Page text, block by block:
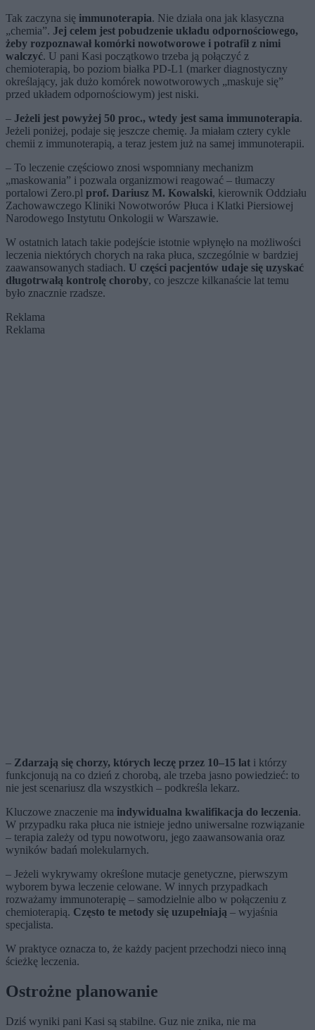
Tak zaczyna się immunoterapia. Nie działa ona jak klasyczna
„chemia”. Jej celem jest pobudzenie układu odpornościowego,
żeby rozpoznawał komórki nowotworowe i potrafił z nimi
walczyć. U pani Kasi początkowo trzeba ją połączyć z
chemioterapią, bo poziom białka PD-L1 (marker diagnostyczny
określający, jak dużo komórek nowotworowych „maskuje się”
przed układem odpornościowym) jest niski.
– Jeżeli jest powyżej 50 proc., wtedy jest sama immunoterapia.
Jeżeli poniżej, podaje się jeszcze chemię. Ja miałam cztery cykle
chemii z immunoterapią, a teraz jestem już na samej immunoterapii.
– To leczenie częściowo znosi wspomniany mechanizm
„maskowania” i pozwala organizmowi reagować – tłumaczy
portalowi Zero.pl prof. Dariusz M. Kowalski, kierownik Oddziału
Zachowawczego Kliniki Nowotworów Płuca i Klatki Piersiowej
Narodowego Instytutu Onkologii w Warszawie.
W ostatnich latach takie podejście istotnie wpłynęło na możliwości
leczenia niektórych chorych na raka płuca, szczególnie w bardziej
zaawansowanych stadiach. U części pacjentów udaje się uzyskać
długotrwałą kontrolę choroby, co jeszcze kilkanaście lat temu
było znacznie rzadsze.
Reklama
Reklama
– Zdarzają się chorzy, których leczę przez 10–15 lat i którzy
funkcjonują na co dzień z chorobą, ale trzeba jasno powiedzieć: to
nie jest scenariusz dla wszystkich – podkreśla lekarz.
Kluczowe znaczenie ma indywidualna kwalifikacja do leczenia.
W przypadku raka płuca nie istnieje jedno uniwersalne rozwiązanie
– terapia zależy od typu nowotworu, jego zaawansowania oraz
wyników badań molekularnych.
– Jeżeli wykrywamy określone mutacje genetyczne, pierwszym
wyborem bywa leczenie celowane. W innych przypadkach
rozważamy immunoterapię – samodzielnie albo w połączeniu z
chemioterapią. Często te metody się uzupełniają – wyjaśnia
specjalista.
W praktyce oznacza to, że każdy pacjent przechodzi nieco inną
ścieżkę leczenia.
Ostrożne planowanie
Dziś wyniki pani Kasi są stabilne. Guz nie znika, nie ma